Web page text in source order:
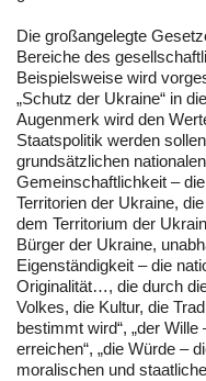
Die großangelegte
Bereiche des
Beispielsweise wird
„Schutz der Ukraine“ in
Augenmerk wird den
Staatspolitik werden
grundsätzlichen
Gemeinschaftlichkeit –
Territorien der Ukraine,
dem Territorium der
Bürger der Ukraine,
Eigenständigkeit – die
Originalität…, die durch
Volkes, die Kultur, die
bestimmt wird“, „der
erreichen“, „die Würde –
moralischen und